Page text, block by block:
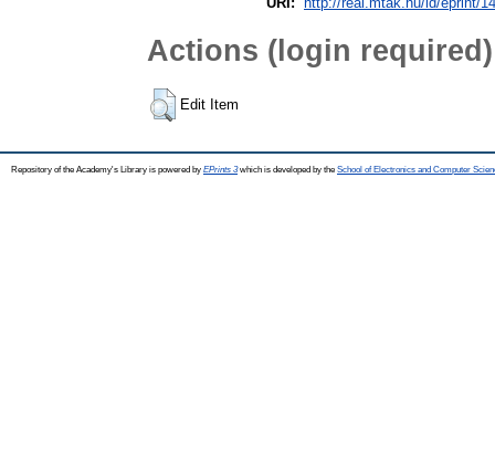
Actions (login required)
Edit Item
Repository of the Academy's Library is powered by EPrints 3which is developed by the School of Electronics and Computer